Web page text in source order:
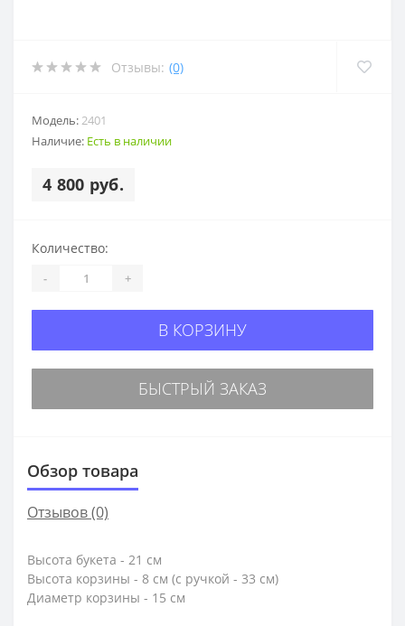
Отзывы: (0)
Модель:2401
Наличие: Есть в наличии
4 800 руб.
Количество:
- +
В КОРЗИНУ
БЫСТРЫЙ ЗАКАЗ
Обзор товара
Отзывов (0)
Высота букета - 21 см
Высота корзины - 8 см (с ручкой - 33 см)
Диаметр корзины - 15 см